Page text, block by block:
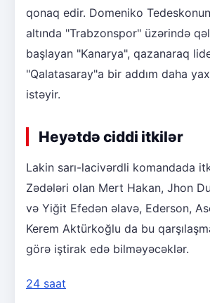
qonaq edir. Domeniko
altında "Trabzonspor" üzərində
başlayan "Kanarya", qazanaraq
"Qalatasaray"a bir addım daha
istəyir.
Heyətdə ciddi itkilər
Lakin sarı-lacivərdli komandada
Zədələri olan Mert Hakan, Jhon
və Yiğit Efedən əlavə, Ederson,
Kerem Aktürkoğlu da bu
görə iştirak edə bilməyəcəklər.
24 saat